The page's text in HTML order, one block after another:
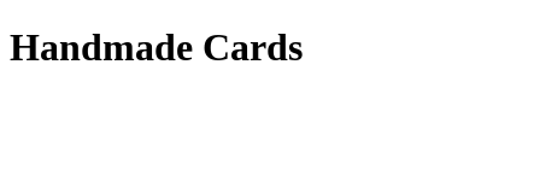
Handmade Cards